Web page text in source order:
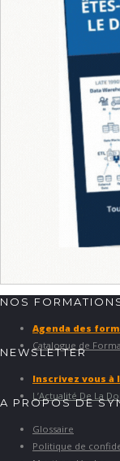
NOS
Agenda des
Catalogue de
NEWSLETTER
Inscrivez vous
L’Actualité De La
A PROPOS DE
Glossaire
Politique de